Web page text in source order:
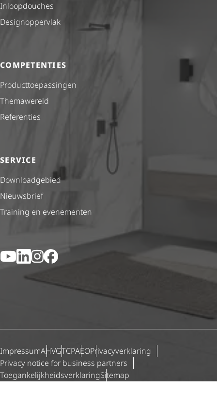
Inloopdouches
Desig­nop­per­vlak
COMPETENTIES
Product­toe­pas­singen
Themawereld
Referenties
SERVICE
Downloadgebied
Nieuwsbrief
Training en evenementen
YouTubeLinkedIn
Instagram
Facebook
ImpressumAHVGTCPAEOPriva­cy­ver­kla­ring
Privacy notice for business partners
Toegan­ke­lijk­heids­ver­kla­ringSitemap